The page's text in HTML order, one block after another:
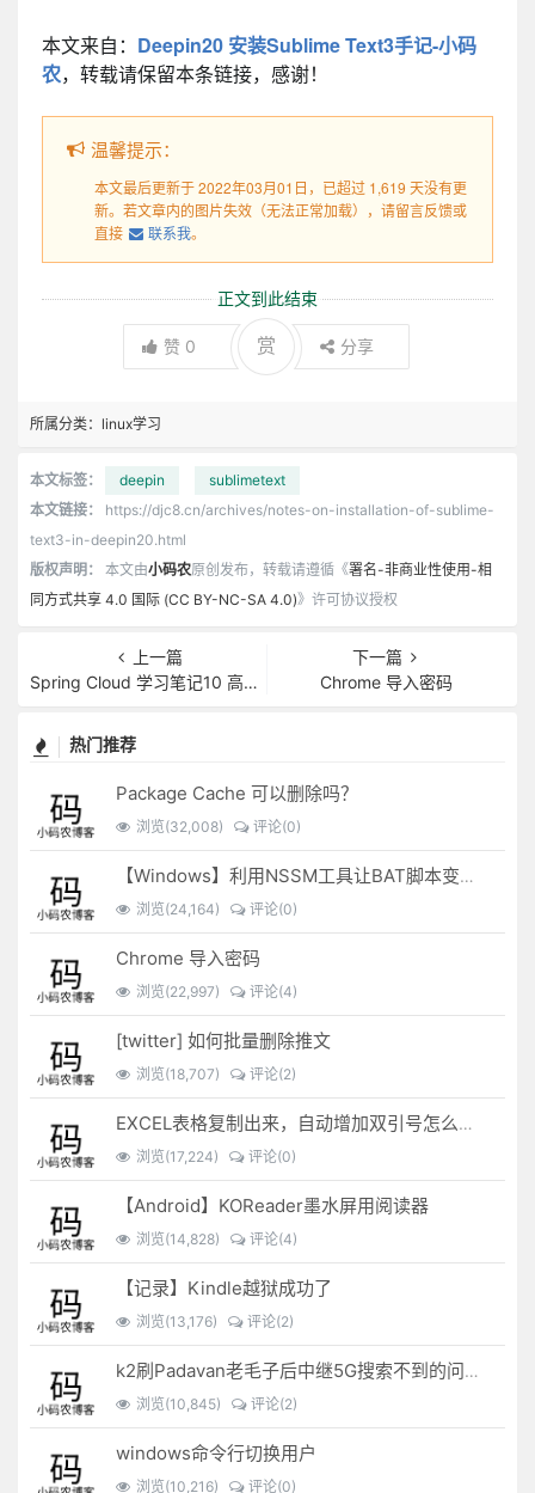
本文来自： Deepin20 安装Sublime Text3手记-小码
农，转载请保留本条链接，感谢！
温馨提示：
本文最后更新于 2022年03月01日，已超过 1,619 天没有更
新。若文章内的图片失效（无法正常加载），请留言反馈或
直接
联系我。
正文到此结束
赞 0 赏 分享
所属分类： linux学习
本文标签： deepin
sublimetext
本文链接：
https://djc8.cn/archives/notes-on-installation-of-sublime-
text3-in-deepin20.html
版权声明：
本文由小码农原创发布，转载请遵循《署名-非商业性使用-相
同方式共享 4.0 国际 (CC BY-NC-SA 4.0)》许可协议授权
上一篇
Spring Cloud 学习笔记10 高可用的服务注册中心
下一篇
Chrome 导入密码
热门推荐
Package Cache 可以删除吗？
浏览(32,008) 评论(0)
【Windows】利用NSSM工具让BAT脚本变成后台服务
浏览(24,164) 评论(0)
Chrome 导入密码
浏览(22,997) 评论(4)
[twitter] 如何批量删除推文
浏览(18,707) 评论(2)
EXCEL表格复制出来，自动增加双引号怎么解决？
浏览(17,224) 评论(0)
【Android】KOReader墨水屏用阅读器
浏览(14,828) 评论(4)
【记录】Kindle越狱成功了
浏览(13,176) 评论(2)
k2刷Padavan老毛子后中继5G搜索不到的问题解决
浏览(10,845) 评论(2)
windows命令行切换用户
浏览(10,216) 评论(0)